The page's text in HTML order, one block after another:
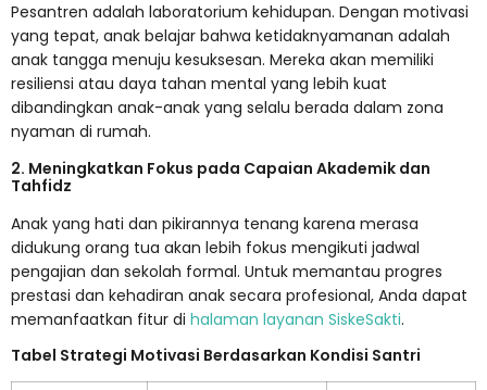
Pesantren adalah laboratorium kehidupan. Dengan motivasi
yang tepat, anak belajar bahwa ketidaknyamanan adalah
anak tangga menuju kesuksesan. Mereka akan memiliki
resiliensi atau daya tahan mental yang lebih kuat
dibandingkan anak-anak yang selalu berada dalam zona
nyaman di rumah.
2. Meningkatkan Fokus pada Capaian Akademik dan
Tahfidz
Anak yang hati dan pikirannya tenang karena merasa
didukung orang tua akan lebih fokus mengikuti jadwal
pengajian dan sekolah formal. Untuk memantau progres
prestasi dan kehadiran anak secara profesional, Anda dapat
memanfaatkan fitur di halaman layanan SiskeSakti.
Tabel Strategi Motivasi Berdasarkan Kondisi Santri